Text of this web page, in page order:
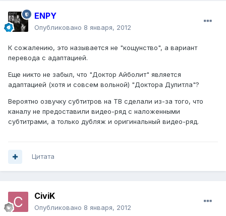
ENPY
Опубликовано 8 января, 2012
К сожалению, это называется не "кощунство", а вариант
перевода с адаптацией.
Еще никто не забыл, что "Доктор Айболит" является
адаптацией (хотя и совсем вольной) "Доктора Дулитла"?
Вероятно озвучку субтитров на ТВ сделали из-за того, что
каналу не предоставили видео-ряд с наложенными
субтитрами, а только дубляж и оригинальный видео-ряд.
Цитата
CiviK
Опубликовано 8 января, 2012